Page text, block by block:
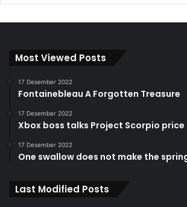
Most Viewed Posts
17 Desember 2022
Fontainebleau A Forgotten Treasure
17 Desember 2022
Xbox boss talks Project Scorpio price
17 Desember 2022
One swallow does not make the
Last Modified Posts